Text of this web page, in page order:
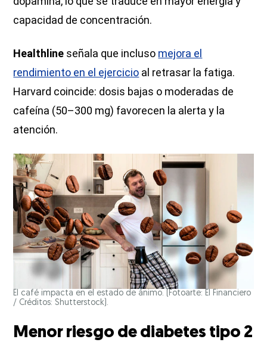
capacidad de concentración.
Healthline señala que incluso mejora el
rendimiento en el ejercicio al retrasar la fatiga.
Harvard coincide: dosis bajas o moderadas de
cafeína (50–300 mg) favorecen la alerta y la
atención.
El café impacta en el estado de ánimo. (Fotoarte: El Financiero
/ Créditos: Shutterstock).
Menor riesgo de diabetes tipo 2